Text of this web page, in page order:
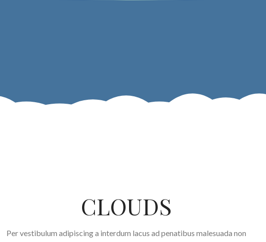
CLOUDS
Per vestibulum adipiscing a interdum lacus ad penatibus malesuada non